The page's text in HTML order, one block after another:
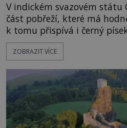
V indickém svazovém státu
část pobřeží, které má
k tomu přispívá i černý
pláž takové netypické zbarvení? Nakolik
pravdivé historky, že zde
následovat. Vstupujeme na
Surat. Gu
ZOBRAZIT VÍCE